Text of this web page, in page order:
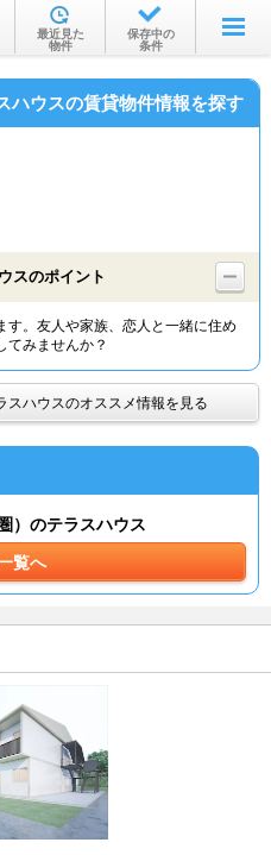
探す
線・駅から
件特集から
最近見た
物件
保存中の
条件
ハウスの賃貸物件情報を探す
スのポイント
す。友人や家族、恋人と一緒に住め
てみませんか？
スハウスのオススメ情報を見る
）のテラスハウス
覧へ